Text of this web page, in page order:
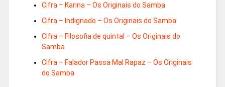
Cifra – Karina – Os Originais do Samba
Cifra – Indignado – Os Originais do Samba
Cifra – Filosofia de quintal – Os Originais do
Samba
Cifra – Falador Passa Mal Rapaz – Os Originais
do Samba